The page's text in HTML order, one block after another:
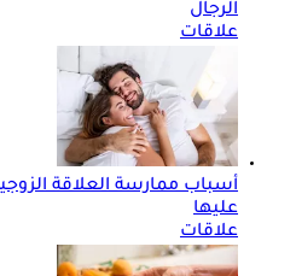
الرجال
علاقات
عليها
علاقات